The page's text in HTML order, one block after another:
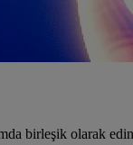
birleşik olarak